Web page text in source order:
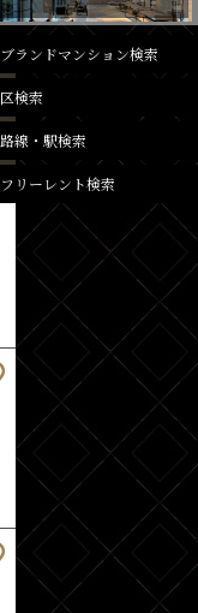
ブランドマンション検索
区検索
路線・駅検索
フリーレント検索